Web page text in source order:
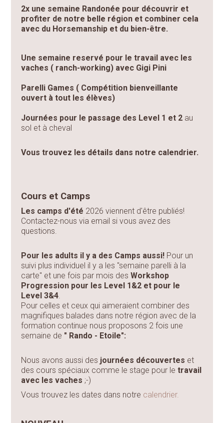
2x une semaine Randonée pour découvrir et
profiter de notre belle région et combiner cela
avec du Horsemanship et du bien-être.
Une semaine reservé pour le travail avec les
vaches ( ranch-working) avec Gigi Pini
Parelli Games ( Compétition bienveillante
ouvert à tout les élèves)
Journées pour le passage des Level 1 et 2 au
sol et à cheval
Vous trouvez les détails dans notre calendrier.
Cours et Camps
Les camps d'été 2026 viennent d'être publiés!
Contactez-nous via email si vous avez des
questions.
Pour les adults il y a des Camps aussi! Pour un
suivi plus individuel il y a les "semaine parelli à la
carte" et une fois par mois desWorkshop
Progression pour les Level 1&2 et pour le
Level 3&4.
Pour celles et ceux qui aimeraient combiner des
magnifiques balades dans notre région avec de la
formation continue nous proposons 2 fois une
semaine de " Rando - Etoile":
Nous avons aussi des journées découvertes et
des cours spéciaux comme le stage pour letravail
avec les vaches ;-)
Vous trouvez les dates dans notre calendrier.